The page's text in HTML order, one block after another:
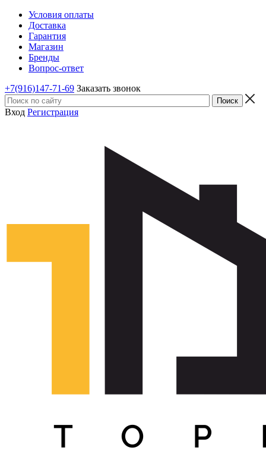
Условия оплаты
Доставка
Гарантия
Магазин
Бренды
Вопрос-ответ
+7(916)147-71-69 Заказать звонок
Вход Регистрация